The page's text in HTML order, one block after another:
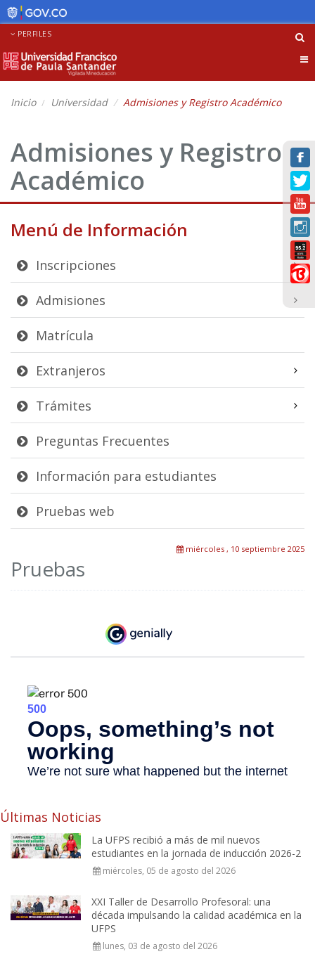
PERFILES
Inicio Universidad Admisiones y Registro Académico
Admisiones y Registro
Académico
Menú de Información
Inscripciones
Admisiones
Matrícula
Extranjeros
Trámites
Preguntas Frecuentes
Información para estudiantes
Pruebas web
miércoles , 10 septiembre 2025
Pruebas
Últimas Noticias
La UFPS recibió a más de mil nuevos
estudiantes en la jornada de inducción 2026-2
miércoles, 05 de agosto del 2026
XXI Taller de Desarrollo Profesoral: una
década impulsando la calidad académica en la
UFPS
lunes, 03 de agosto del 2026